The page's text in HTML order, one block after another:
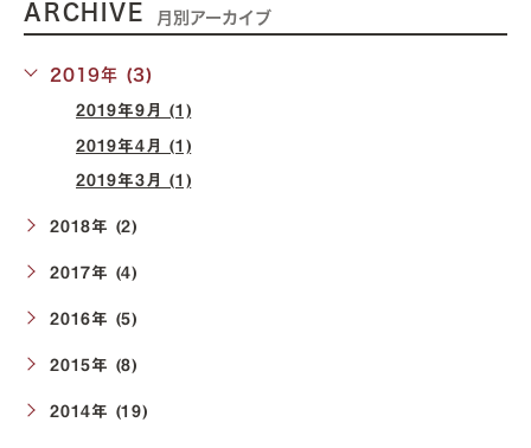
ARCHIVE 月別アーカイブ
2019年 (3)
2019年9月 (1)
2019年4月 (1)
2019年3月 (1)
2018年 (2)
2017年 (4)
2016年 (5)
2015年 (8)
2014年 (19)